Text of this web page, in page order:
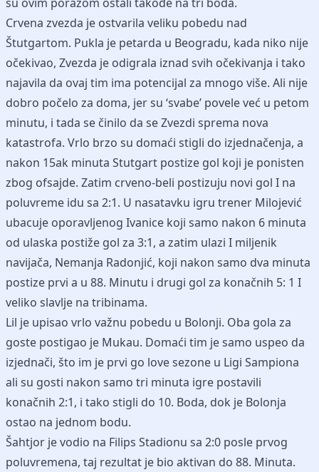
Crvena zvezda je ostvarila veliku pobedu nad
Štutgartom. Pukla je petarda u Beogradu, kada niko nije
očekivao, Zvezda je odigrala iznad svih očekivanja i tako
najavila da ovaj tim ima potencijal za mnogo više. Ali nije
dobro počelo za doma, jer su ‘svabe’ povele već u petom
minutu, i tada se činilo da se Zvezdi sprema nova
katastrofa. Vrlo brzo su domaći stigli do izjednačenja, a
nakon 15ak minuta Stutgart postize gol koji je ponisten
zbog ofsajde. Zatim crveno-beli postizuju novi gol I na
poluvreme idu sa 2:1. U nasatavku igru trener Milojević
ubacuje oporavljenog Ivanice koji samo nakon 6 minuta
od ulaska postiže gol za 3:1, a zatim ulazi I miljenik
navijača, Nemanja Radonjić, koji nakon samo dva minuta
postize prvi a u 88. Minutu i ​​drugi gol za konačnih 5: 1 I
veliko slavlje na tribinama.
Lil je upisao vrlo važnu pobedu u Bolonji. Oba gola za
goste postigao je Mukau. Domaći tim je samo uspeo da
izjednači, što im je prvi go love sezone u Ligi Sampiona
ali su gosti nakon samo tri minuta igre postavili
konačnih 2:1, i tako stigli do 10. Boda, dok je Bolonja
ostao na jednom bodu.
Šahtjor je vodio na Filips Stadionu sa 2:0 posle prvog
poluvremena, taj rezultat je bio aktivan do 88. Minuta.